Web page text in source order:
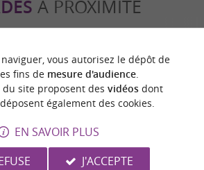
À PROXIMITÉ
vous autorisez le dépôt de
fins de mesure d'audience.
du site proposent des vidéosdont
également des cookies.
EN SAVOIR PLUS
J'ACCEPTE